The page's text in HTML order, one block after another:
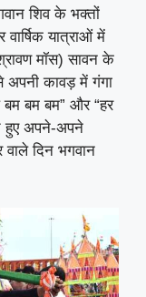
शिव के भक्तों
वार्षिक यात्राओं में
मॉस) सावन के
अपनी कावड़ में गंगा
बम बम” और “हर
हुए अपने-अपने
वाले दिन भगवान